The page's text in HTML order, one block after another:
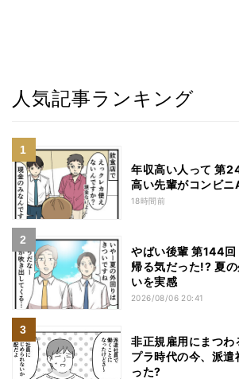
人気記事ランキング
年収高い人って 第
高い先輩がコンビ
18時間前
やばい後輩 第144回
帰る気だった!? 夏
いを実感
2026/08/06 20:41
非正規雇用にまつ
プラ時代の今、派
った?